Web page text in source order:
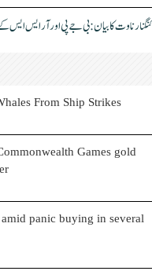
کنگنا رناوت کا بیان: بی جے پی اور آر ایس ایس
From Ship Strikes
Games gold
panic buying in several